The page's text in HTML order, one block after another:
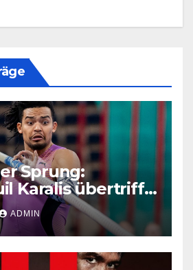
Sprung:
Karalis übertrifft
ADMIN